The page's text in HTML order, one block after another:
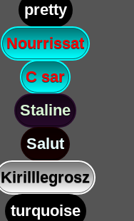
pretty
Nourrissat
C sar
Staline
Salut
Kirilllegrosz
turquoise